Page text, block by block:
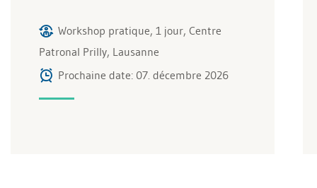
Workshop pratique, 1 jour, Centre
Patronal Prilly, Lausanne
Prochaine date: 07. décembre 2026